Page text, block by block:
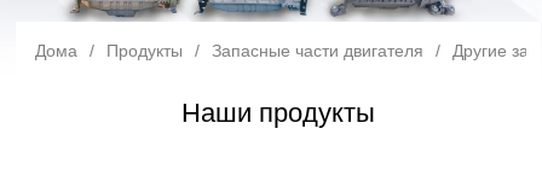
Дома / Продукты / Запасные части двигателя / Другие
Наши продукты